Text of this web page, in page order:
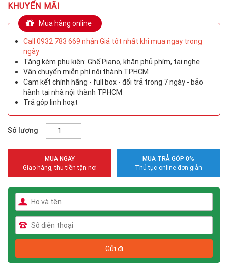
KHUYẾN MÃI
Mua hàng online
Call 0932 783 669 nhận Giá tốt nhất khi mua ngay trong
ngày
Tặng kèm phụ kiện: Ghế Piano, khăn phủ phím, tai nghe
Vận chuyển miễn phí nội thành TPHCM
Cam kết chính hãng - full box - đổi trả trong 7 ngày - bảo
hành tại nhà nội thành TPHCM
Trả góp linh hoạt
Số lượng
MUA NGAY
Giao hàng, thu tiền tận nơi
MUA TRẢ GÓP 0%
Thủ tục online đơn giản